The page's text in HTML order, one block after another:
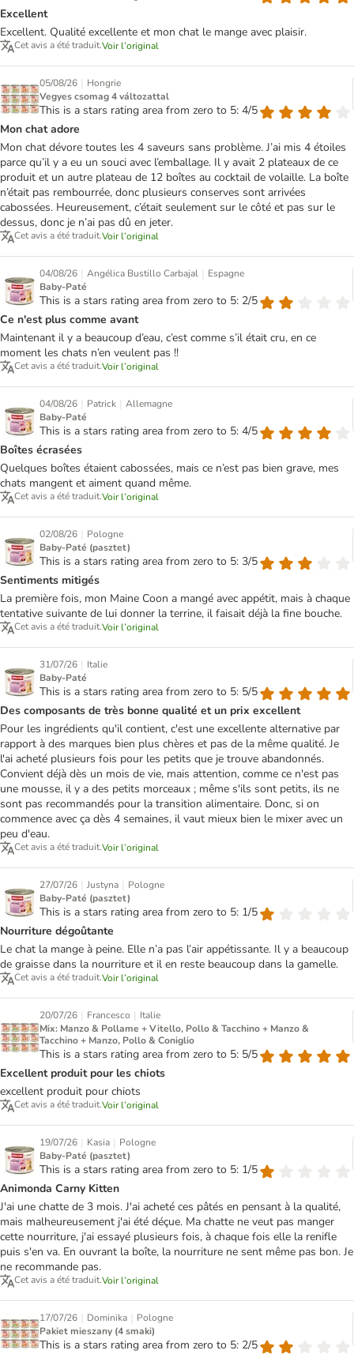
Excellent
Excellent. Qualité excellente et mon chat le mange avec plaisir.
Cet avis a été traduit.Voir l’original
05/08/26 | Hongrie
Vegyes csomag 4 változattal
This is a stars rating area from zero to 5: 4/5
Mon chat adore
Mon chat dévore toutes les 4 saveurs sans problème. J’ai mis 4 étoiles
parce qu’il y a eu un souci avec l’emballage. Il y avait 2 plateaux de ce
produit et un autre plateau de 12 boîtes au cocktail de volaille. La boîte
n’était pas rembourrée, donc plusieurs conserves sont arrivées
cabossées. Heureusement, c’était seulement sur le côté et pas sur le
dessus, donc je n’ai pas dû en jeter.
Cet avis a été traduit.Voir l’original
04/08/26 | Angélica Bustillo Carbajal | Espagne
Baby-Paté
This is a stars rating area from zero to 5: 2/5
Ce n'est plus comme avant
Maintenant il y a beaucoup d’eau, c’est comme s’il était cru, en ce
moment les chats n’en veulent pas !!
Cet avis a été traduit.Voir l’original
04/08/26 | Patrick | Allemagne
Baby-Paté
This is a stars rating area from zero to 5: 4/5
Boîtes écrasées
Quelques boîtes étaient cabossées, mais ce n’est pas bien grave, mes
chats mangent et aiment quand même.
Cet avis a été traduit.Voir l’original
02/08/26 | Pologne
Baby-Paté (pasztet)
This is a stars rating area from zero to 5: 3/5
Sentiments mitigés
La première fois, mon Maine Coon a mangé avec appétit, mais à chaque
tentative suivante de lui donner la terrine, il faisait déjà la fine bouche.
Cet avis a été traduit.Voir l’original
31/07/26 | Italie
Baby-Paté
This is a stars rating area from zero to 5: 5/5
Des composants de très bonne qualité et un prix excellent
Pour les ingrédients qu'il contient, c'est une excellente alternative par
rapport à des marques bien plus chères et pas de la même qualité. Je
l'ai acheté plusieurs fois pour les petits que je trouve abandonnés.
Convient déjà dès un mois de vie, mais attention, comme ce n'est pas
une mousse, il y a des petits morceaux ; même s'ils sont petits, ils ne
sont pas recommandés pour la transition alimentaire. Donc, si on
commence avec ça dès 4 semaines, il vaut mieux bien le mixer avec un
peu d'eau.
Cet avis a été traduit.Voir l’original
27/07/26 | Justyna | Pologne
Baby-Paté (pasztet)
This is a stars rating area from zero to 5: 1/5
Nourriture dégoûtante
Le chat la mange à peine. Elle n’a pas l’air appétissante. Il y a beaucoup
de graisse dans la nourriture et il en reste beaucoup dans la gamelle.
Cet avis a été traduit.Voir l’original
20/07/26 | Francesco | Italie
Mix: Manzo & Pollame + Vitello, Pollo & Tacchino + Manzo &
Tacchino + Manzo, Pollo & Coniglio
This is a stars rating area from zero to 5: 5/5
Excellent produit pour les chiots
excellent produit pour chiots
Cet avis a été traduit.Voir l’original
19/07/26 | Kasia | Pologne
Baby-Paté (pasztet)
This is a stars rating area from zero to 5: 1/5
Animonda Carny Kitten
J'ai une chatte de 3 mois. J'ai acheté ces pâtés en pensant à la qualité,
mais malheureusement j'ai été déçue. Ma chatte ne veut pas manger
cette nourriture, j'ai essayé plusieurs fois, à chaque fois elle la renifle
puis s'en va. En ouvrant la boîte, la nourriture ne sent même pas bon. Je
ne recommande pas.
Cet avis a été traduit.Voir l’original
17/07/26 | Dominika | Pologne
Pakiet mieszany (4 smaki)
This is a stars rating area from zero to 5: 2/5